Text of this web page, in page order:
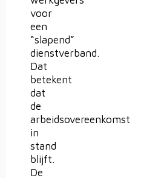
voor
een
“slapend”
dienstverband.
Dat
betekent
dat
de
arbeidsovereenkomst
in
stand
blijft.
De